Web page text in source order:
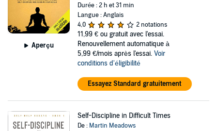
Aperçu
Durée : 2 h et 31 min
Langue : Anglais
4,0
2 notations
11,99 € ou gratuit avec l'essai.
Renouvellement automatique à
5,99 €/mois après l'essai. Voir
conditions d'éligibilité
Essayez Standard gratuitement
Self-Discipline in Difficult Times
De : Martin Meadows